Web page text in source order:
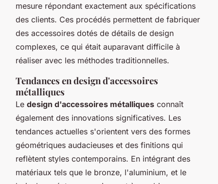
mesure répondant exactement aux spécifications
des clients. Ces procédés permettent de fabriquer
des accessoires dotés de détails de design
complexes, ce qui était auparavant difficile à
réaliser avec les méthodes traditionnelles.
Tendances en design d'accessoires
métalliques
Le design d'accessoires métalliques connaît
également des innovations significatives. Les
tendances actuelles s'orientent vers des formes
géométriques audacieuses et des finitions qui
reflètent styles contemporains. En intégrant des
matériaux tels que le bronze, l'aluminium, et le